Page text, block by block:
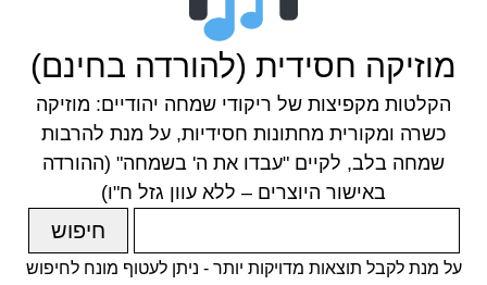
מוזיקה חסידית (להורדה בחינם)
הקלטות מקפיצות של ריקודי שמחה יהודיים: מוזיקה
כשרה ומקורית מחתונות חסידיות, על מנת להרבות
שמחה בלב, לקיים "עבדו את ה' בשמחה" (ההורדה
באישור היוצרים – ללא עוון גזל ח"ו)
על מנת לקבל תוצאות מדויקות יותר - ניתן לעטוף מונח לחיפוש